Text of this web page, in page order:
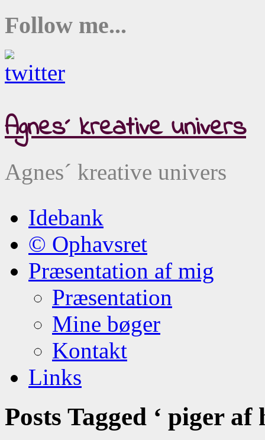
Follow me...
Agnes´ kreative univers
Agnes´ kreative univers
Idebank
© Ophavsret
Præsentation af mig
Præsentation
Mine bøger
Kontakt
Links
Posts Tagged ‘ piger af